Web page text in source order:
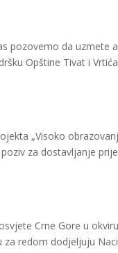
pozovemo da uzmete
Opštine Tivat i
„Visoko
za dostavljanje
Crne Gore u
redom dodjeljuju